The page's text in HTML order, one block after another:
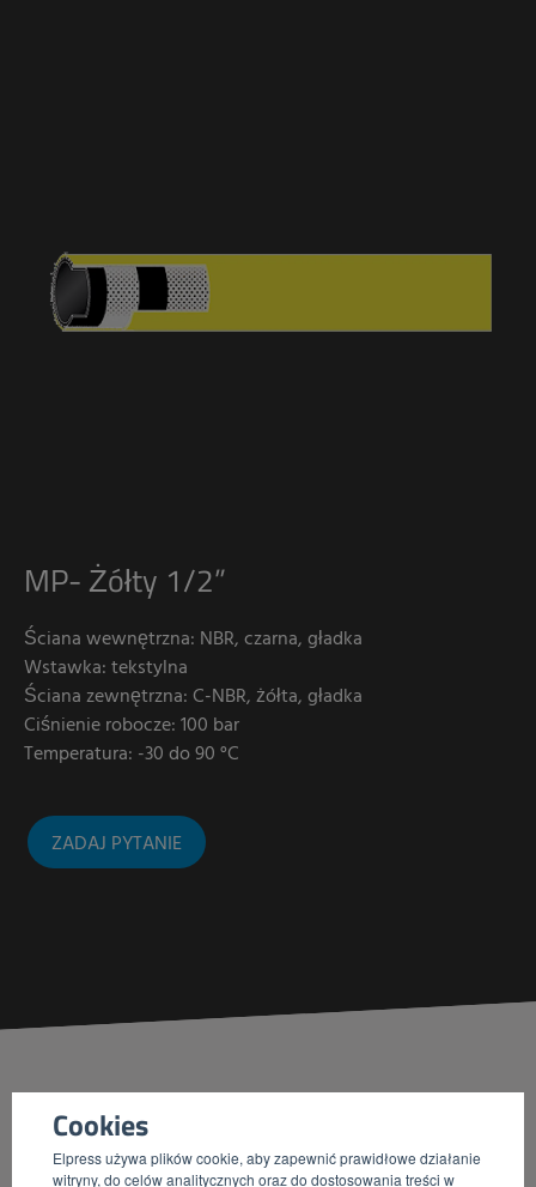
Cookies
Elpress używa plików cookie, aby zapewnić prawidłowe działanie
witryny, do celów analitycznych oraz do dostosowania treści w
MP- Żółty 1/2”
Ściana wewnętrzna: NBR, czarna, gładka
Wstawka: tekstylna
Ściana zewnętrzna: C-NBR, żółta, gładka
Ciśnienie robocze: 100 bar
Temperatura: -30 do 90 °C
ZADAJ PYTANIE
Numer
Wewn. /
Zewn. /
Max. Ciśnienie robocze /